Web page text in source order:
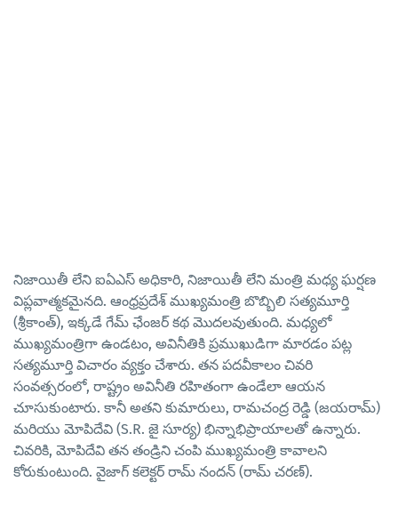
నిజాయితీ లేని ఐఏఎస్ అధికారి, నిజాయితీ లేని మంత్రి మధ్య ఘర్షణ
విప్లవాత్మకమైనది. ఆంధ్రప్రదేశ్ ముఖ్యమంత్రి బొబ్బిలి సత్యమూర్తి
(శ్రీకాంత్), ఇక్కడే గేమ్ ఛేంజర్ కథ మొదలవుతుంది. మధ్యలో
ముఖ్యమంత్రిగా ఉండటం, అవినీతికి ప్రముఖుడిగా మారడం పట్ల
సత్యమూర్తి విచారం వ్యక్తం చేశారు. తన పదవీకాలం చివరి
సంవత్సరంలో, రాష్ట్రం అవినీతి రహితంగా ఉండేలా ఆయన
చూసుకుంటారు. కానీ అతని కుమారులు, రామచంద్ర రెడ్డి (జయరామ్)
మరియు మోపిదేవి (S.R. జై సూర్య) భిన్నాభిప్రాయాలతో ఉన్నారు.
చివరికి, మోపిదేవి తన తండ్రిని చంపి ముఖ్యమంత్రి కావాలని
కోరుకుంటుంది. వైజాగ్ కలెక్టర్ రామ్ నందన్ (రామ్ చరణ్).